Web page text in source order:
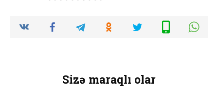
Sizə maraqlı olar